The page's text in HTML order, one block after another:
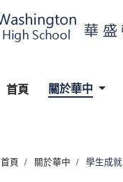
首頁 關於華中
首頁 關於華中 學生成就